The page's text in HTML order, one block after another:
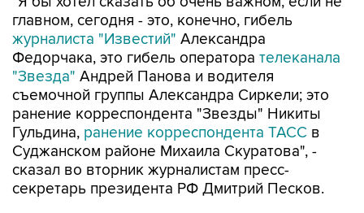
главном, сегодня - это, конечно, гибель
журналиста "Известий" Александра
Федорчака, это гибель оператора телеканала
"Звезда" Андрей Панова и водителя
съемочной группы Александра Сиркели; это
ранение корреспондента "Звезды" Никиты
Гульдина, ранение корреспондента ТАСС в
Суджанском районе Михаила Скуратова", -
сказал во вторник журналистам пресс-
секретарь президента РФ Дмитрий Песков.